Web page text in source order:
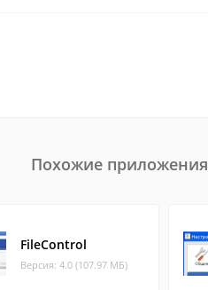
Похожие приложения
FileControl
Версия: 4.0 (107.97 МБ)